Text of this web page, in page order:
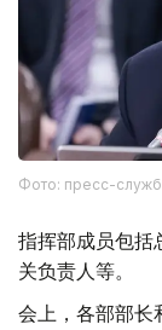
Фото: пресс-
指挥部成员包括
关负责人等。
会上，各部部长